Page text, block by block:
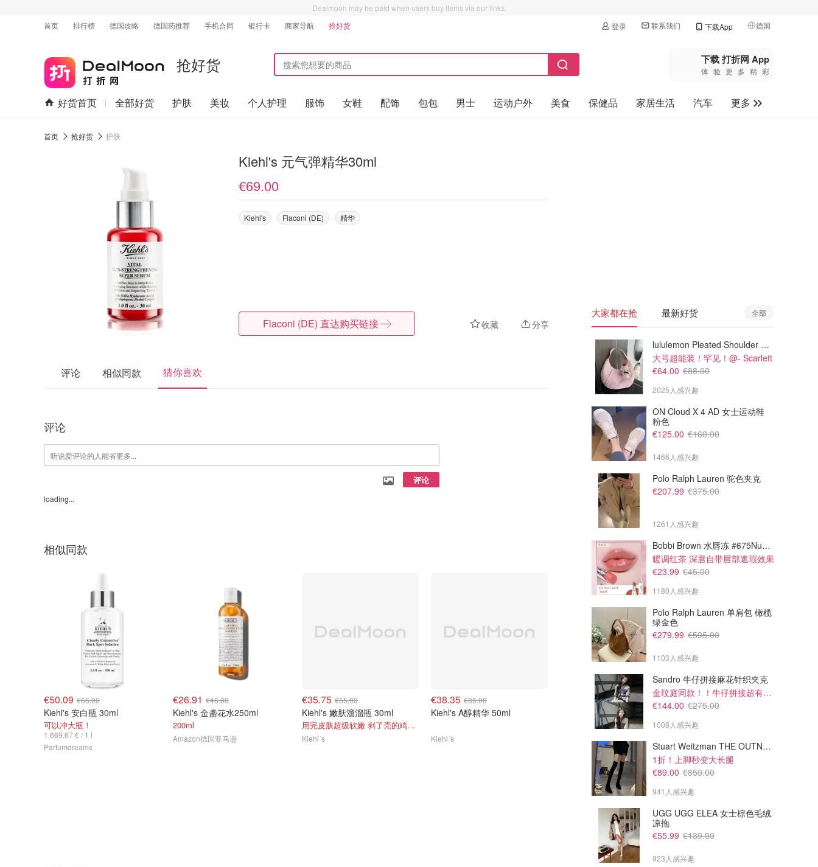
Dealmoon may be paid when users buy items via our links.
首页
排行榜 德国攻略 德国药推荐 手机合同 银行卡 商家导航 抢好货 登录 联系我们 下载App 德国
🇺🇸美国
🇨🇳中国
🇨🇦加拿大
抢好货 下载 打折网 App
体验更多精彩
好货首页 全部好货 护肤 美妆 个人护理 服饰 女鞋 配饰 包包 男士 运动户外 美食 保健品 家居生活 汽车
更多
首页 抢好货 护肤
Kiehl's 元气弹精华30ml
€69.00
Kiehl's Flaconi (DE) 精华
收藏 分享
Flaconi (DE) 直达购买链接
评论 相似同款 猜你喜欢
评论
评论
loading...
相似同款
€50.09 €66.00
Kiehl's 安白瓶 30ml
可以冲大瓶！
1.669,67 € / 1 l
Parfumdreams
€26.91 €46.00
Kiehl's 金盏花水250ml
200ml
Amazon德国亚马逊
€35.75 €55.00
Kiehl's 嫩肤溜溜瓶 30ml
用完皮肤超级软嫩 剥了壳的鸡蛋~
Kiehl´s
€38.35 €85.00
Kiehl's A醇精华 50ml
Kiehl´s
€142.00
Kiehl's 「安白瓶」淡斑精华
€46.80 €72.00
Kiehl's 水润保湿精华乳 50ml
大家都在抢 最新好货 全部
lululemon Pleated Shoulder Bag 10L 单肩包
大号超能装！罕见！@- Scarlett
€64.00 €88.00
2025人感兴趣
ON Cloud X 4 AD 女士运动鞋
粉色
€125.00 €160.00
1466人感兴趣
Polo Ralph Lauren 驼色夹克
€207.99 €375.00
1261人感兴趣
Bobbi Brown 水唇冻 #675Nude Buff
暖调红茶 深唇自带唇部遮瑕效果
€23.99 €45.00
1180人感兴趣
Polo Ralph Lauren 单肩包 橄榄
绿金色
€279.99 €595.00
1103人感兴趣
Sandro 牛仔拼接麻花针织夹克
金玟庭同款！！牛仔拼接超有层次感
€144.00 €275.00
1008人感兴趣
Stuart Weitzman THE OUTNET Jocey 弹力绒面过膝靴
1折！上脚秒变大长腿
€89.00 €850.00
941人感兴趣
UGG UGG ELEA 女士棕色毛绒
凉拖
€55.99 €139.99
923人感兴趣